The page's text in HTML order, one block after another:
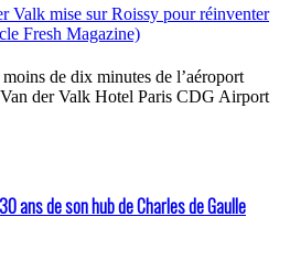
de dix minutes de l’aéroport
der Valk Hotel Paris CDG Airport
ans de son hub de Charles de Gaulle